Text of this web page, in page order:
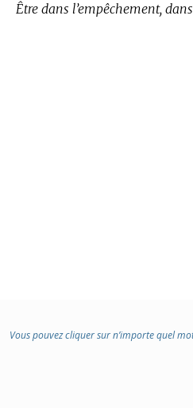
Être dans l’empêchement,
Vous pouvez cliquer sur n’importe quel